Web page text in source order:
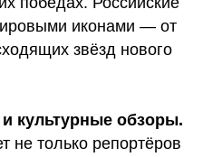
иконами — от
звёзд нового
культурные обзоры.
не только репортёров